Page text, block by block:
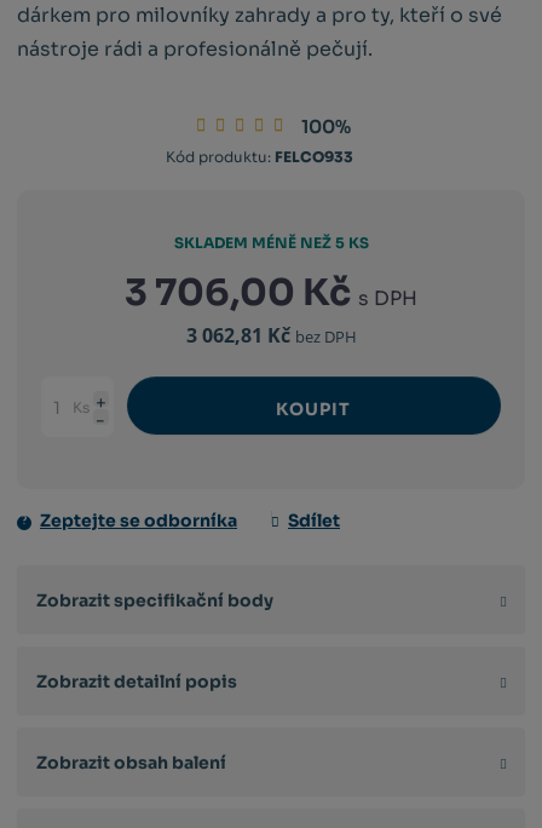
dárkem pro milovníky zahrady a pro ty, kteří o své
nástroje rádi a profesionálně pečují.
100%
Kód produktu: FELCO933
3 706,00 Kč s DPH
3 062,81 Kč bez DPH
SKLADEM MÉNĚ NEŽ 5 KS
Změnit
Navýšit
Snížit
Ks KOUPIT
Zeptejte se odborníka Sdílet
Zobrazit specifikační body
Zobrazit detailní popis
Zobrazit obsah balení